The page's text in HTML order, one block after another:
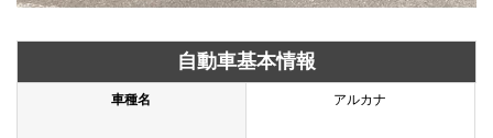
自動車基本情報
車種名 アルカナ